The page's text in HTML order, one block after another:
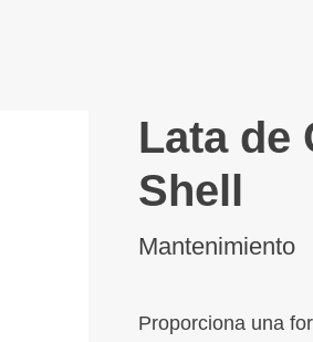
Lata de
Shell
Mantenimiento
Proporciona una